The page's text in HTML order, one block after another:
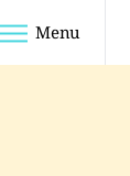
Menu